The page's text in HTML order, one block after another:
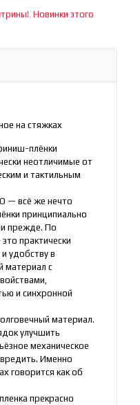
Новинки этого
на стяжках
плёнки
неотличимые от
и тактильным
— всё же нечто
принципиально
прежде. По
практически
удобству в
материал с
и синхронной
материал.
улучшить
механическое
Именно
говорится как об
прекрасно